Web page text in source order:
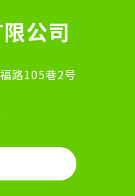
公司
路105巷2号